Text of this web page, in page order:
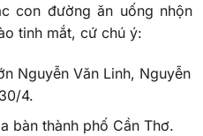
con đường ăn uống nhộn
tinh mắt, cứ chú ý:
Nguyễn Văn Linh, Nguyễn
4.
bàn thành phố Cần Thơ.